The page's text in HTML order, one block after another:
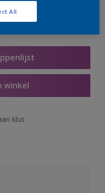
winkel
klus
All